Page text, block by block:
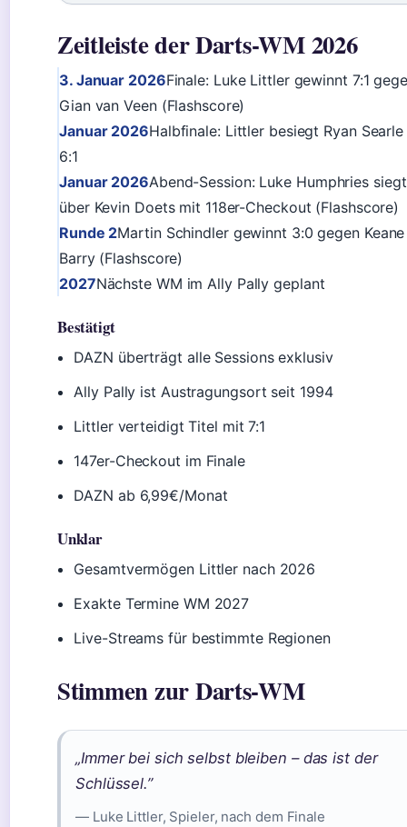
Zeitleiste der Darts-WM 2026
3. Januar 2026Finale: Luke Littler gewinnt 7:1
Gian van Veen (Flashscore)
Januar 2026Halbfinale: Littler besiegt Ryan
6:1
Januar 2026Abend-Session: Luke Humphries
über Kevin Doets mit 118er-Checkout (Flashscore)
Runde 2Martin Schindler gewinnt 3:0 gegen Keane
Barry (Flashscore)
2027Nächste WM im Ally Pally geplant
Bestätigt
DAZN überträgt alle Sessions exklusiv
Ally Pally ist Austragungsort seit 1994
Littler verteidigt Titel mit 7:1
147er-Checkout im Finale
DAZN ab 6,99€/Monat
Unklar
Gesamtvermögen Littler nach 2026
Exakte Termine WM 2027
Live-Streams für bestimmte Regionen
Stimmen zur Darts-WM
„Immer bei sich selbst bleiben – das ist der
Schlüssel.”
— Luke Littler, Spieler, nach dem Finale